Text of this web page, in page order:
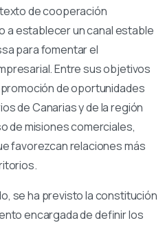
de cooperación
a establecer un canal estable
para fomentar el
Entre sus objetivos
de oportunidades
de Canarias y de la región
de misiones comerciales,
favorezcan relaciones más
se ha previsto la constitución
encargada de definir los